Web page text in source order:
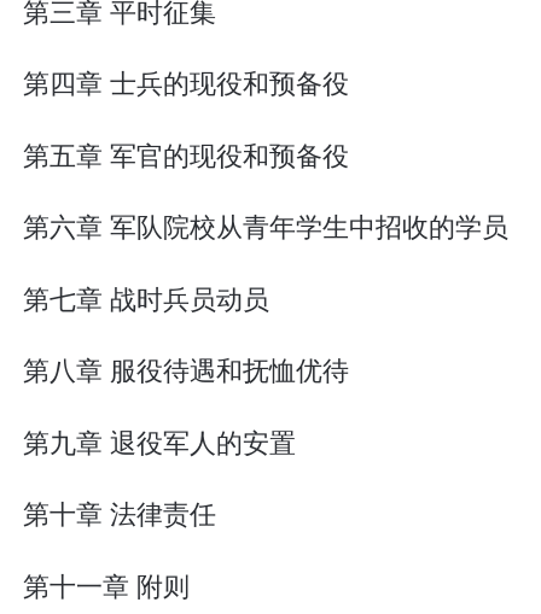
第三章 平时征集
第四章 士兵的现役和预备役
第五章 军官的现役和预备役
第六章 军队院校从青年学生中招收的学员
第七章 战时兵员动员
第八章 服役待遇和抚恤优待
第九章 退役军人的安置
第十章 法律责任
第十一章 附则